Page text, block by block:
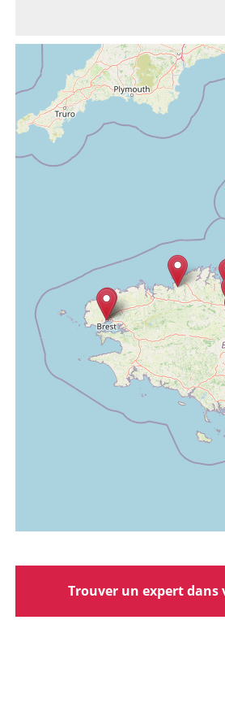
Trouver un expert dans